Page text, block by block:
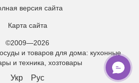
версия сайта
Карта сайта
©2009—2026
и товаров для дома: кухонные
и техника, хозтовары
Укр Рус